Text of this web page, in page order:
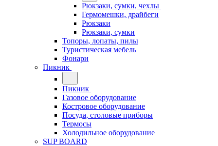
Рюкзаки, сумки, чехлы
Гермомешки, драйбеги
Рюкзаки
Рюкзаки, сумки
Топоры, лопаты, пилы
Туристическая мебель
Фонари
Пикник
Пикник
Газовое оборудование
Костровое оборудование
Посуда, столовые приборы
Термосы
Холодильное оборудование
SUP BOARD